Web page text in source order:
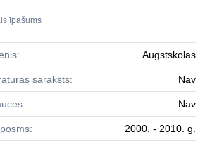
īpašums
Augstskolas
saraksts: Nav
Nav
2000. - 2010. g.